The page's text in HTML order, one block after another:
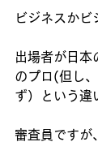
ビジネスかビ
出場者が日
のプロ(但し
ず）という違
審査員ですが